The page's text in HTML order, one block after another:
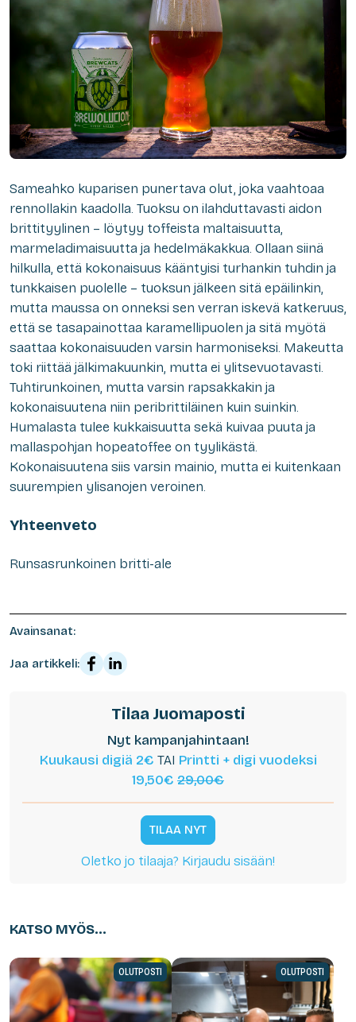
Sameahko kuparisen punertava olut, joka vaahtoaa
rennollakin kaadolla. Tuoksu on ilahduttavasti aidon
brittityylinen – löytyy toffeista maltaisuutta,
marmeladimaisuutta ja hedelmäkakkua. Ollaan siinä
hilkulla, että kokonaisuus kääntyisi turhankin tuhdin ja
tunkkaisen puolelle – tuoksun jälkeen sitä epäilinkin,
mutta maussa on onneksi sen verran iskevä katkeruus,
että se tasapainottaa karamellipuolen ja sitä myötä
saattaa kokonaisuuden varsin harmoniseksi. Makeutta
toki riittää jälkimakuunkin, mutta ei ylitsevuotavasti.
Tuhtirunkoinen, mutta varsin rapsakkakin ja
kokonaisuutena niin peribrittiläinen kuin suinkin.
Humalasta tulee kukkaisuutta sekä kuivaa puuta ja
mallaspohjan hopeatoffee on tyylikästä.
Kokonaisuutena siis varsin mainio, mutta ei kuitenkaan
suurempien ylisanojen veroinen.
Yhteenveto
Runsasrunkoinen britti-ale
Avainsanat:
Jaa artikkeli:
Tilaa Juomaposti
Nyt kampanjahintaan!
Kuukausi digiä 2€ TAI Printti + digi vuodeksi
19,50€ 29,00€
TILAA NYT
Oletko jo tilaaja? Kirjaudu sisään!
KATSO MYÖS...
OLUTPOSTI OLUTPOSTI